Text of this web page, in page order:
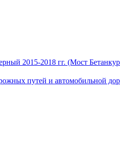
2015-2018 гг. (Мост
путей и автомобильной